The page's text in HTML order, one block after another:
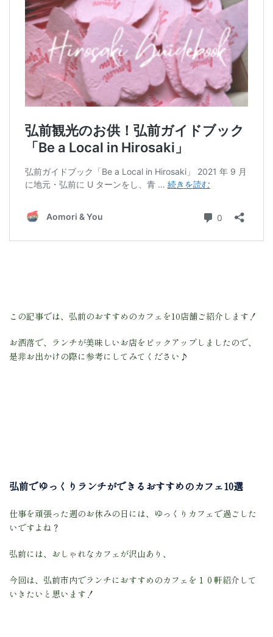
この記事では、弘前のおすすめのカフェを10店舗ご紹介します！
お洒落で、ランチが美味しいお店をピックアップしましたので、
是非お出かけの際に参考にしてみてください♪
弘前でゆっくりランチができるおすすめのカフェ10選
仕事を頑張った週のお休みの日には、ゆっくりカフェで過ごした
いですよね？
弘前には、おしゃれなカフェが沢山あり、
今回は、弘前市内でランチにおすすめのカフェを１０軒紹介して
いきたいと思います！